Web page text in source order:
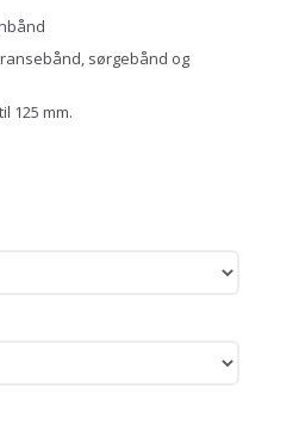
sørgebånd og
125 mm.